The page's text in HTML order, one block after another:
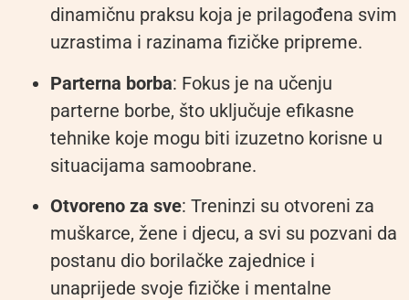
dinamičnu praksu koja je prilagođena svim
uzrastima i razinama fizičke pripreme.
Parterna borba: Fokus je na učenju
parterne borbe, što uključuje efikasne
tehnike koje mogu biti izuzetno korisne u
situacijama samoobrane.
Otvoreno za sve: Treninzi su otvoreni za
muškarce, žene i djecu, a svi su pozvani da
postanu dio borilačke zajednice i
unaprijede svoje fizičke i mentalne